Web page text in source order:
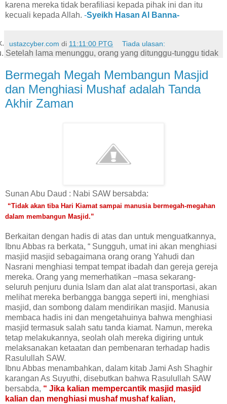
karena mereka tidak berafiliasi kepada pihak ini dan itu
kecuali kepada Allah. -Syeikh Hasan Al Banna-
ustazcyber.com di 11:11:00 PTG Tiada ulasan:
Bermegah Megah Membangun Masjid
dan Menghiasi Mushaf adalah Tanda
Akhir Zaman
Sunan Abu Daud : Nabi SAW bersabda:
“Tidak akan tiba Hari Kiamat sampai manusia bermegah-megahan
dalam membangun Masjid.”
Berkaitan dengan hadis di atas dan untuk menguatkannya,
Ibnu Abbas ra berkata, “ Sungguh, umat ini akan menghiasi
masjid masjid sebagaimana orang orang Yahudi dan
Nasrani menghiasi tempat tempat ibadah dan gereja gereja
mereka. Orang yang memerhatikan –masa sekarang-
seluruh penjuru dunia Islam dan alat alat transportasi, akan
melihat mereka berbangga bangga seperti ini, menghiasi
masjid, dan sombong dalam mendirikan masjid. Manusia
membaca hadis ini dan mengetahuinya bahwa menghiasi
masjid termasuk salah satu tanda kiamat. Namun, mereka
tetap melakukannya, seolah olah mereka digiring untuk
melaksanakan ketaatan dan pembenaran terhadap hadis
Rasulullah SAW.
Ibnu Abbas menambahkan, dalam kitab Jami Ash Shaghir
karangan As Suyuthi, disebutkan bahwa Rasulullah SAW
bersabda, “ Jika kalian mempercantik masjid masjid
kalian dan menghiasi mushaf mushaf kalian,
lama menunggu, orang yang ditunggu-tunggu tidak